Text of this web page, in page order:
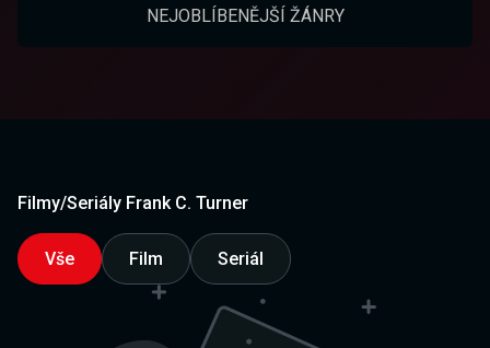
NEJOBLÍBENĚJŠÍ ŽÁNRY
Filmy/Seriály Frank C. Turner
Vše Film Seriál